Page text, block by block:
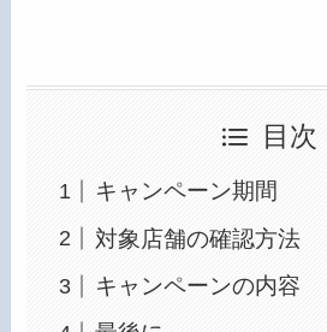
目次
キャンペーン期間
対象店舗の確認方法
キャンペーンの内容